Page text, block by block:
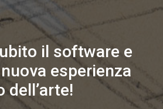
il software e
esperienza
dell’arte!